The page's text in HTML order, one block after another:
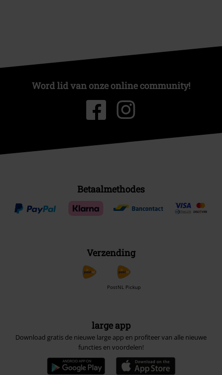
Word lid van onze online community!
Betaalmethodes
Verzending
PostNL Pickup
large app
Download gratis de nieuwe large app en profiteer van alle nieuwe
functies en voordelen!